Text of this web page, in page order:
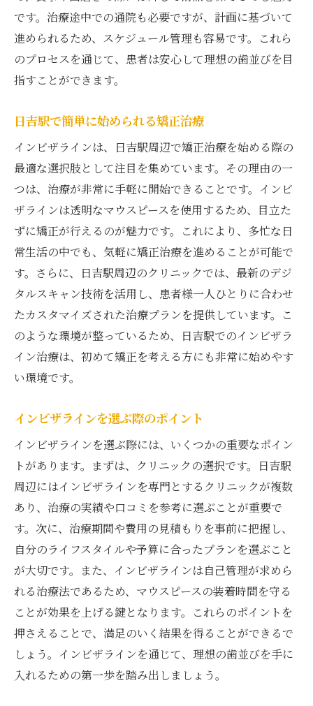
です。治療途中での通院も必要ですが、計画に基づいて
進められるため、スケジュール管理も容易です。これら
のプロセスを通じて、患者は安心して理想の歯並びを目
指すことができます。
日吉駅で簡単に始められる矯正治療
インビザラインは、日吉駅周辺で矯正治療を始める際の
最適な選択肢として注目を集めています。その理由の一
つは、治療が非常に手軽に開始できることです。インビ
ザラインは透明なマウスピースを使用するため、目立た
ずに矯正が行えるのが魅力です。これにより、多忙な日
常生活の中でも、気軽に矯正治療を進めることが可能で
す。さらに、日吉駅周辺のクリニックでは、最新のデジ
タルスキャン技術を活用し、患者様一人ひとりに合わせ
たカスタマイズされた治療プランを提供しています。こ
のような環境が整っているため、日吉駅でのインビザラ
イン治療は、初めて矯正を考える方にも非常に始めやす
い環境です。
インビザラインを選ぶ際のポイント
インビザラインを選ぶ際には、いくつかの重要なポイン
トがあります。まずは、クリニックの選択です。日吉駅
周辺にはインビザラインを専門とするクリニックが複数
あり、治療の実績や口コミを参考に選ぶことが重要で
す。次に、治療期間や費用の見積もりを事前に把握し、
自分のライフスタイルや予算に合ったプランを選ぶこと
が大切です。また、インビザラインは自己管理が求めら
れる治療法であるため、マウスピースの装着時間を守る
ことが効果を上げる鍵となります。これらのポイントを
押さえることで、満足のいく結果を得ることができるで
しょう。インビザラインを通じて、理想の歯並びを手に
入れるための第一歩を踏み出しましょう。